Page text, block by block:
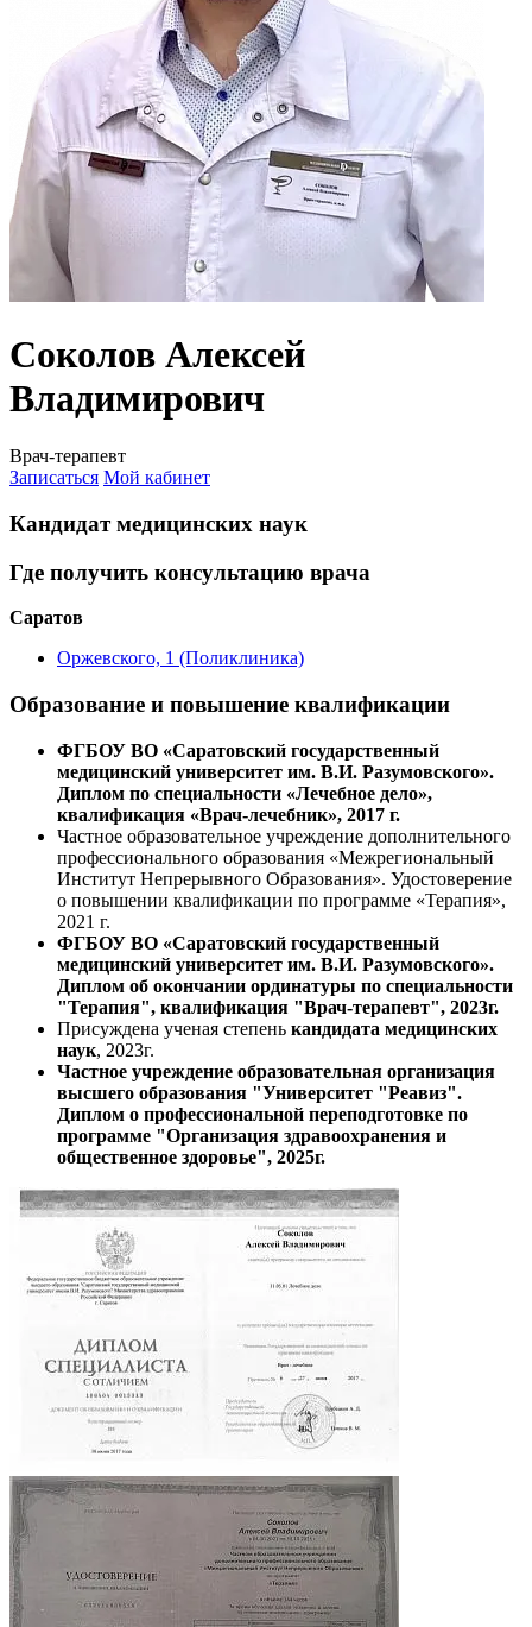
Соколов Алексей
Владимирович
Врач-терапевт
Записаться Мой кабинет
Кандидат медицинских наук
Где получить консультацию врача
Саратов
Оржевского, 1 (Поликлиника)
Образование и повышение квалификации
ФГБОУ ВО «Саратовский государственный
медицинский университет им. В.И. Разумовского».
Диплом по специальности «Лечебное дело»,
квалификация «Врач-лечебник», 2017 г.
Частное образовательное учреждение дополнительного
профессионального образования «Межрегиональный
Институт Непрерывного Образования». Удостоверение
о повышении квалификации по программе «Терапия»,
2021 г.
ФГБОУ ВО «Саратовский государственный
медицинский университет им. В.И. Разумовского».
Диплом об окончании ординатуры по специальности
"Терапия", квалификация "Врач-терапевт", 2023г.
Присуждена ученая степень кандидата медицинских
наук, 2023г.
Частное учреждение образовательная организация
высшего образования "Университет "Реавиз".
Диплом о профессиональной переподготовке по
программе "Организация здравоохранения и
общественное здоровье", 2025г.